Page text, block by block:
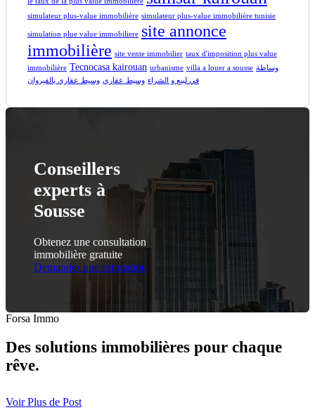
simulateur plus-value immobilière simulateur plus-value immobilière tunisie
simulation plue value immobiliere site annonce
immobilière site vente immobilier taux d'imposition plus value
immobilière Tecnocasa kairouan urbanisme villa a louer a sousse وساطة
في لبيع و الشراء وسيط عقاري وسيط عقاري بالقيروان
Conseillers
experts à
Sousse
Obtenez une consultation
immobilière gratuite
Demander une estimation
Forsa Immo
Des solutions immobilières pour chaque
rêve.
Voir Plus de Post